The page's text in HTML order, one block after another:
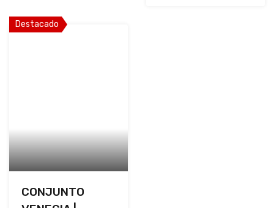
Destacado
CONJUNTO